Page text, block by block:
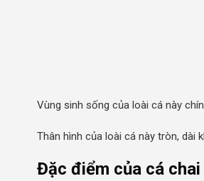
Vùng sinh sống của loài cá này
Thân hình của loài cá này tròn, dài
Đặc điểm của cá